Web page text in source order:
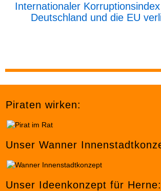
Internationaler
Deutschland und die EU
Piraten wirken:
Unser Wanner
Unser Ideenkonzept für Herne: